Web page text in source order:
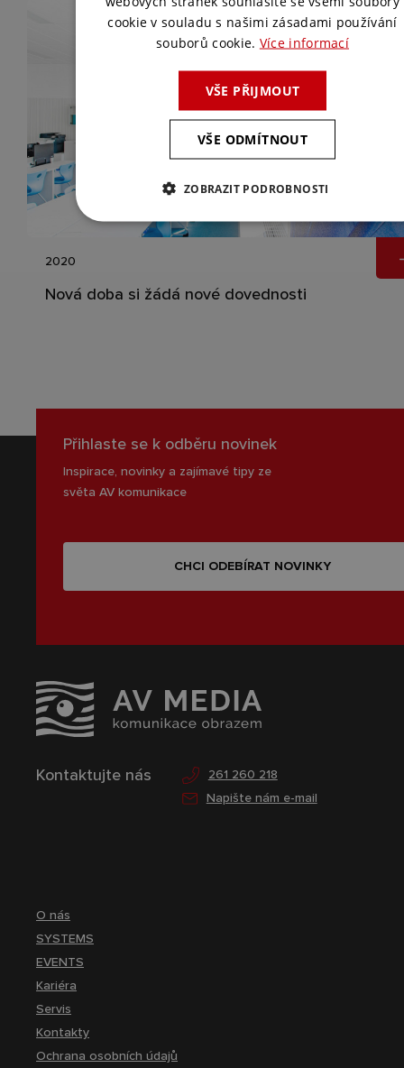
2020
Nová doba si žádá nové dovednosti
Kontaktujte nás
261 260 218
Napište nám e-mail
Přihlaste se k odběru novinek
Inspirace, novinky a zajímavé tipy ze
světa AV komunikace
CHCI ODEBÍRAT NOVINKY
O nás
SYSTEMS
EVENTS
Kariéra
Servis
Kontakty
Ochrana osobních údajů
cookie v souladu s našimi zásadami používání
souborů cookie. Více informací
VŠE PŘIJMOUT
VŠE ODMÍTNOUT
ZOBRAZIT PODROBNOSTI